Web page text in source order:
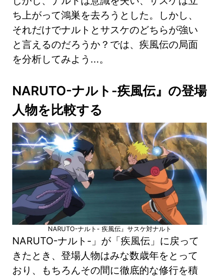
ち上がって鴻巣を去ろうとした。しかし、
それだけでナルトとサスケのどちらが強い
と言えるのだろうか？では、疾風伝の局面
を分析してみよう...。
NARUTO-ナルト-疾風伝』の登場
人物を比較する
NARUTO-ナルト- 疾風伝』サスケ対ナルト
NARUTO-ナルト-」が「疾風伝」に戻って
きたとき、登場人物はみな数歳年をとって
おり、もちろんその間に徹底的な修行を積